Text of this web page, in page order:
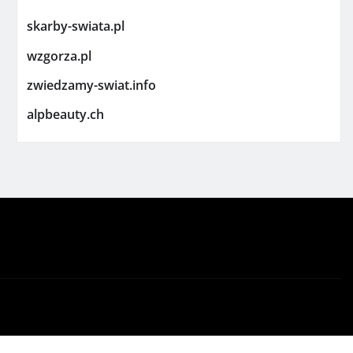
skarby-swiata.pl
wzgorza.pl
zwiedzamy-swiat.info
alpbeauty.ch